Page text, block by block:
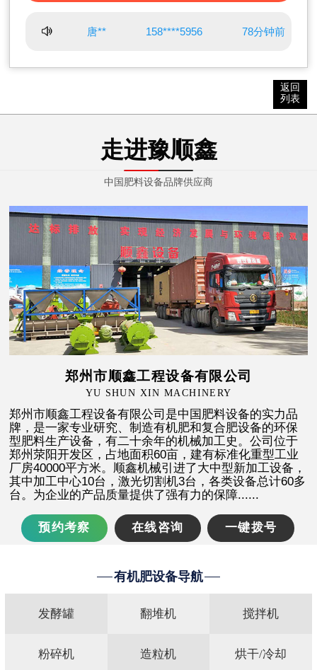
唐** 158****5956 78分钟前
马** 150****3036 92分钟前
2小时前
姜** 150****7585
司** 182****7550
胡** 139****9081 3小时前
荆** 139****1610 4小时前
徐** 153****6268 10分钟前
赵** 186****0088 18分钟前
杨** 137****2111 36分钟前
张** 151****3388 43分钟前
周** 182****8878 59分钟前
返回
列表
走进豫顺鑫
中国肥料设备品牌供应商
郑州市顺鑫工程设备有限公司
YU SHUN XIN MACHINERY
郑州市顺鑫工程设备有限公司是中国肥料设备的实力品
牌，是一家专业研究、制造有机肥和复合肥设备的环保
型肥料生产设备，有二十余年的机械加工史。公司位于
郑州荥阳开发区，占地面积60亩，建有标准化重型工业
厂房40000平方米。顺鑫机械引进了大中型新加工设备，
其中加工中心10台，激光切割机3台，各类设备总计60多
台。为企业的产品质量提供了强有力的保障......
预约考察 在线咨询 一键拨号
有机肥设备导航
发酵罐 翻堆机 搅拌机
粉碎机 造粒机 烘干/冷却